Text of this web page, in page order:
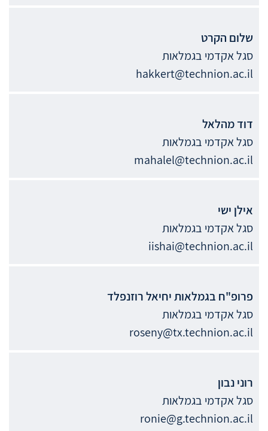
שלום הקרט
סגל אקדמי בגמלאות
hakkert@technion.ac.il
דודמהלאל
סגל אקדמי בגמלאות
mahalel@technion.ac.il
אילן ישי
סגל אקדמי בגמלאות
iishai@technion.ac.il
פרופ"ח בגמלאותיחיאלרוזנפלד
סגל אקדמי בגמלאות
roseny@tx.technion.ac.il
רונינבון
סגל אקדמי בגמלאות
ronie@g.technion.ac.il